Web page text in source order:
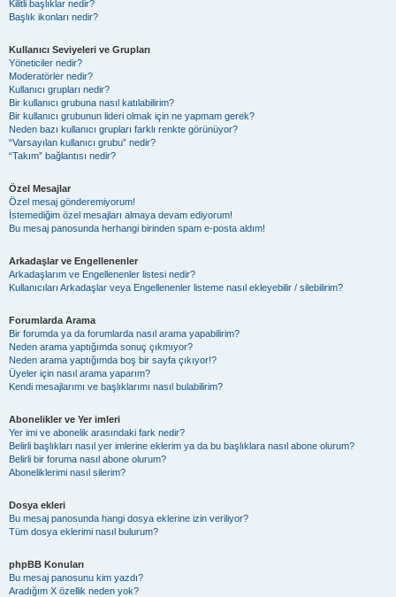
Kilitli başlıklar nedir?
Başlık ikonları nedir?
Kullanıcı Seviyeleri ve Grupları
Yöneticiler nedir?
Moderatörler nedir?
Kullanıcı grupları nedir?
Bir kullanıcı grubuna nasıl katılabilirim?
Bir kullanıcı grubunun lideri olmak için ne yapmam gerek?
Neden bazı kullanıcı grupları farklı renkte görünüyor?
“Varsayılan kullanıcı grubu” nedir?
“Takım” bağlantısı nedir?
Özel Mesajlar
Özel mesaj gönderemiyorum!
İstemediğim özel mesajları almaya devam ediyorum!
Bu mesaj panosunda herhangi birinden spam e-posta aldım!
Arkadaşlar ve Engellenenler
Arkadaşlarım ve Engellenenler listesi nedir?
Kullanıcıları Arkadaşlar veya Engellenenler listeme nasıl ekleyebilir / silebilirim?
Forumlarda Arama
Bir forumda ya da forumlarda nasıl arama yapabilirim?
Neden arama yaptığımda sonuç çıkmıyor?
Neden arama yaptığımda boş bir sayfa çıkıyor!?
Üyeler için nasıl arama yaparım?
Kendi mesajlarımı ve başlıklarımı nasıl bulabilirim?
Abonelikler ve Yer imleri
Yer imi ve abonelik arasındaki fark nedir?
Belirli başlıkları nasıl yer imlerine eklerim ya da bu başlıklara nasıl abone olurum?
Belirli bir foruma nasıl abone olurum?
Aboneliklerimi nasıl silerim?
Dosya ekleri
Bu mesaj panosunda hangi dosya eklerine izin veriliyor?
Tüm dosya eklerimi nasıl bulurum?
phpBB Konuları
Bu mesaj panosunu kim yazdı?
Aradığım X özellik neden yok?